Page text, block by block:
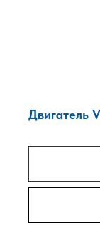
Двигатель